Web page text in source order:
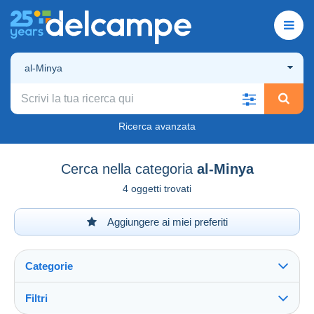
al-Minya
Ricerca avanzata
Cerca nella categoria al-Minya
4 oggetti trovati
Aggiungere ai miei preferiti
Categorie
Filtri